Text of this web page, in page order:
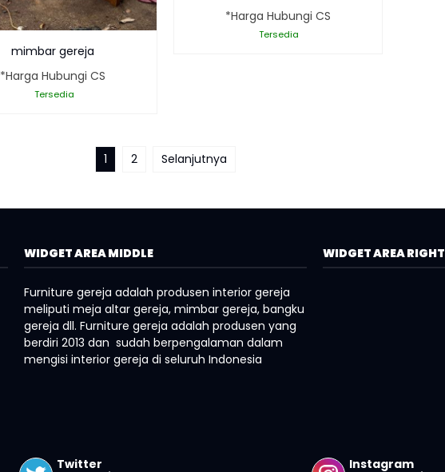
mimbar gereja
*Harga Hubungi CS
Tersedia
*Harga Hubungi CS
Tersedia
1 2 Selanjutnya
WIDGET AREA MIDDLE
Furniture gereja adalah produsen interior gereja
meliputi meja altar gereja, mimbar gereja, bangku
gereja dll. Furniture gereja adalah produsen yang
berdiri 2013 dan sudah berpengalaman dalam
mengisi interior gereja di seluruh Indonesia
WIDGET AREA RIGHT
Twitter Instagram